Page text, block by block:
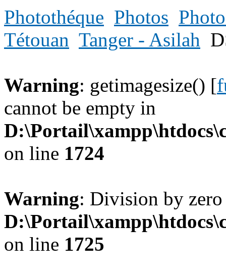
Photothéque Photos
Tétouan Tanger - Asilah
Warning: getimagesize() [
cannot be empty in
on line 1724
Warning: Division by
on line 1725